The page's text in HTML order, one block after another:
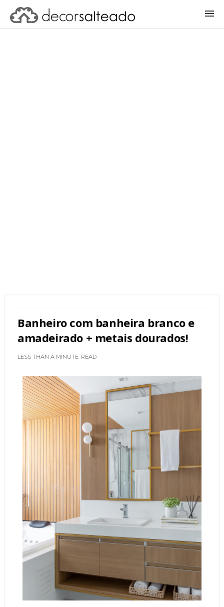
Banheiro com banheira branco e
amadeirado + metais dourados!
LESS THAN A MINUTE READ